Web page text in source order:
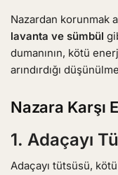
Nazardan korunmak
lavanta ve sümbül
dumanının, kötü
arındırdığı
Nazara Karşı
1. Adaçayı
Adaçayı tütsüsü,